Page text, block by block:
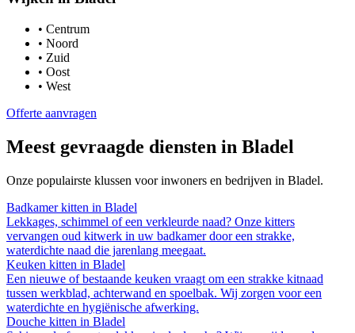
• Centrum
• Noord
• Zuid
• Oost
• West
Offerte aanvragen
Meest gevraagde diensten in Bladel
Onze populairste klussen voor inwoners en bedrijven in Bladel.
Badkamer kitten in Bladel
Lekkages, schimmel of een verkleurde naad? Onze kitters
vervangen oud kitwerk in uw badkamer door een strakke,
waterdichte naad die jarenlang meegaat.
Keuken kitten in Bladel
Een nieuwe of bestaande keuken vraagt om een strakke kitnaad
tussen werkblad, achterwand en spoelbak. Wij zorgen voor een
waterdichte en hygiënische afwerking.
Douche kitten in Bladel